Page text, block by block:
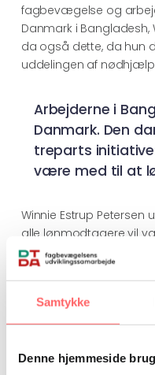
Samtykke
Denne hjemmeside
fagbevægelse og
Danmark i Bangladesh,
da også dette, da hun
uddelingen af
Arbejderne i
Danmark. Den
treparts
være med til at
Winnie Estrup Petersen
alle lønmodtagere vil
deres job, når COVID-
Situationen som følge
ved at være alvorlig,
mærke uden